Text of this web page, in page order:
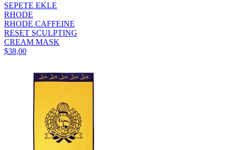
SEPETE EKLE
RHODE
RHODE CAFFEINE
RESET SCULPTING
CREAM MASK
$38,00